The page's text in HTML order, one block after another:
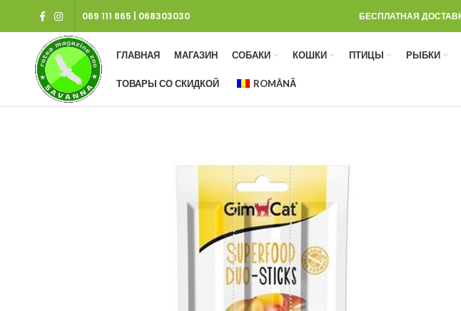
069 111 865 068303030 БЕСПЛАТНАЯ
ГЛАВНАЯ МАГАЗИН СОБАКИ КОШКИ ПТИЦЫ РЫБКИ
ТОВАРЫ СО СКИДКОЙ ROMÂNĂ